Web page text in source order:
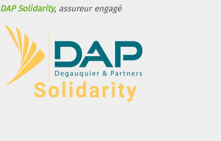
DAP Solidarity, assureur engagé